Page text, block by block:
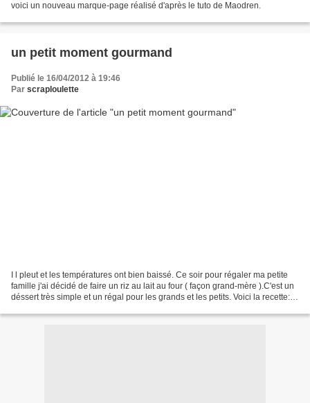
voici un nouveau marque-page réalisé d'après le tuto de Maodren.
un petit moment gourmand
Publié le 16/04/2012 à 19:46
Par scraploulette
I l pleut et les températures ont bien baissé. Ce soir pour régaler ma petite
famille j'ai décidé de faire un riz au lait au four ( façon grand-mère ).C'est un
déssert très simple et un régal pour les grands et les petits. Voici la recette: